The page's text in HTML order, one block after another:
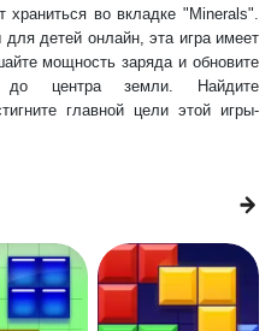
во вкладке "Minerals".
детей онлайн, эта игра имеет
мощность заряда и обновите
до центра земли. Найдите
главной цели этой игры-